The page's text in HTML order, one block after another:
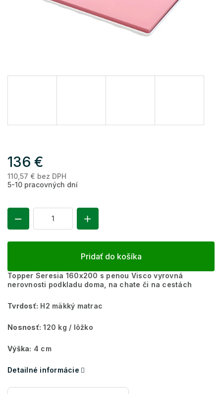
136 €
110,57 € bez DPH
5-10 pracovných dní
Pridať do košíka
Topper Seresia 160x200 s penou Visco vyrovná
nerovnosti podkladu doma, na chate či na cestách
Tvrdosť: H2 mäkký matrac
Nosnosť: 120 kg / lôžko
Výška: 4 cm
Detailné informácie